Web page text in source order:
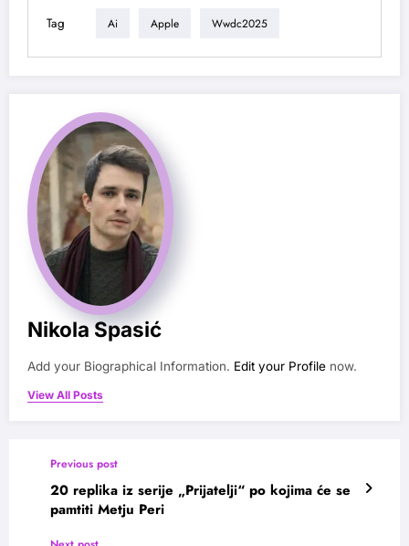
Tag Ai Apple Wwdc2025
Nikola Spasić
Add your Biographical Information. Edit your Profile now.
View All Posts
Previous post
20 replika iz serije „Prijatelji“ po kojima će se
pamtiti Metju Peri